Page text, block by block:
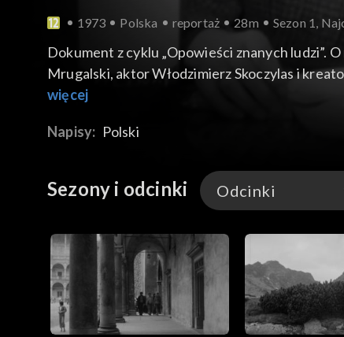
1973 Polska reportaż 28m Sezon 1,
Dokument z cyklu „Opowieści znanych ludzi”.
Mrugalski, aktor Włodzimierz Skoczylas i
więcej
Napisy: Polski
Sezony i odcinki Odcinki
Odcinki